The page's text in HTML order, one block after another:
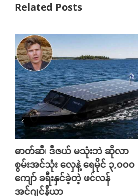
Related Posts
ဓာတ်ဆီ၊ ဒီဇယ် မသုံးဘဲ ဆိုလာ
စွမ်းအင်သုံး လှေနဲ့ ရေမိုင် ၃,၀၀၀
ကျော် ခရီးနှင်ခဲ့တဲ့ ဖင်လန်
အင်ဂျင်နီယာ